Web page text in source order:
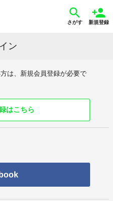
さがす 新規登録
ン
は、新規会員登録が必要で
はこちら